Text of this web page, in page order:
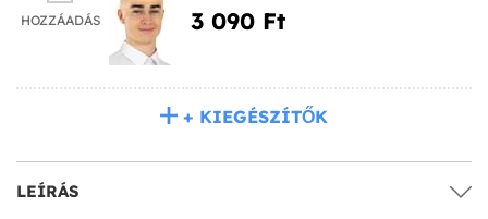
HOZZÁADÁS 3 090 Ft‎
+ KIEGÉSZÍTŐK
LEÍRÁS